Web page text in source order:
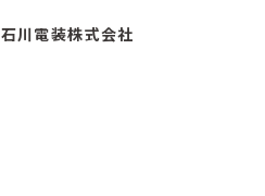
石川電装株式会社